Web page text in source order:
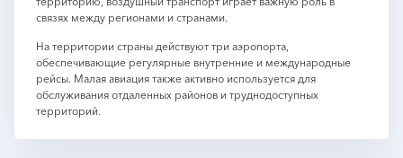
связях между регионами и странами.
На территории страны действуют три аэропорта,
обеспечивающие регулярные внутренние и международные
рейсы. Малая авиация также активно используется для
обслуживания отдаленных районов и труднодоступных
территорий.